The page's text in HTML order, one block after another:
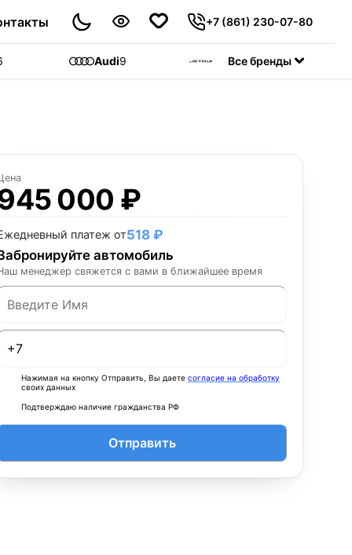
+7 (861) 230-07-80
Audi9 Jetour55
Все бренды
000 ₽
платеж от518 ₽
автомобиль
менеджер свяжется с вами в ближайшее время
Нажимая на кнопку Отправить, Вы даетесогласие на обработку
своих данных
Подтверждаю наличие гражданства РФ
Отправить